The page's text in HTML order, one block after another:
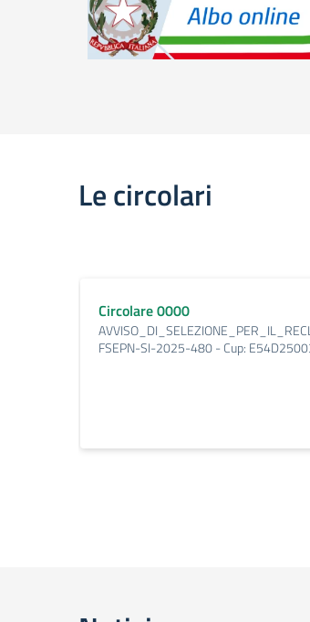
Le circolari
Circolare 0000
FSEPN-SI-2025-480 - Cup: